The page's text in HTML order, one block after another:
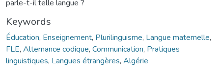
parle-t-il telle langue ?
Keywords
Éducation, Enseignement, Plurilinguisme, Langue maternelle,
FLE, Alternance codique, Communication, Pratiques
linguistiques, Langues étrangères, Algérie